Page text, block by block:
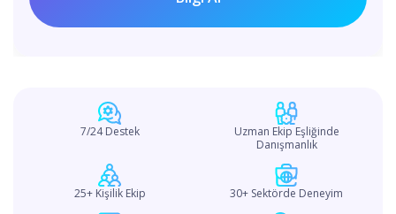
7/24 Destek
Uzman Ekip Eşliğinde
Danışmanlık
25+ Kişilik Ekip 30+ Sektörde Deneyim